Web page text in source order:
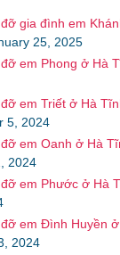
gia đình em
25, 2025
em Phong ở Hà
em Triết ở Hà
5, 2024
em Oanh ở Hà
2024
em Phước ở Hà
em Đình Huyền
2024